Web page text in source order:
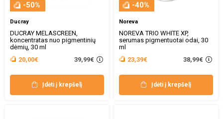
-50%
Ducray
DUCRAY MELASCREEN,
koncentratas nuo pigmentinių
dėmių, 30 ml
20,00€
39,99€
Įdėti į krepšelį
-40%
Noreva
NOREVA TRIO WHITE XP,
serumas pigmentuotai odai, 30
ml
23,39€
38,99€
Įdėti į krepšelį